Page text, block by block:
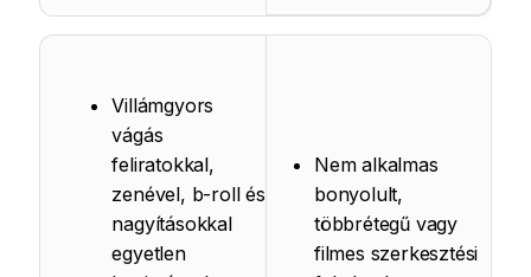
Villámgyors
vágás
feliratokkal,
zenével, b-roll és
nagyításokkal
egyetlen
Nem alkalmas
bonyolult,
többrétegű vagy
filmes szerkesztési